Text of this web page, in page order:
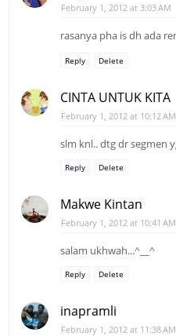
February 1, 2012 at 3:03 AM
rasanya pha is dh ada
Reply Delete
CINTA UNTUK KITA
February 1, 2012 at 10:12 AM
slm knl.. dtg dr segmen
Reply Delete
Makwe Kintan
February 1, 2012 at 10:41 AM
salam ukhwah...^__^
Reply Delete
inapramli
February 1, 2012 at 11:38 AM